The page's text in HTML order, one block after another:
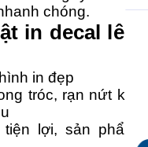
chóng.
in decal lên
in đẹp
tróc, rạn nứt khi
lợi, sản phẩm